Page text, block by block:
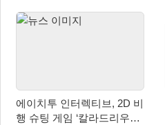
에이치투 인터렉티브, 2D 비
행 슈팅 게임 ‘칼라드리우스